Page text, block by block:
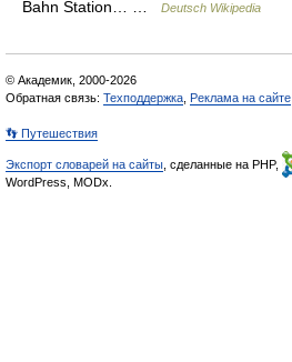
Bahn Station… …
Deutsch Wikipedia
© Академик, 2000-2026
Обратная связь: Техподдержка Реклама на сайте
👣 Путешествия
Экспорт словарей на сайты , сделанные на PHP,
WordPress, MODx.